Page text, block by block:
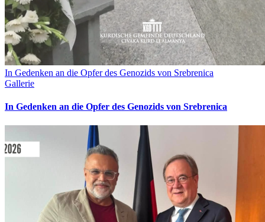
In Gedenken an die Opfer des Genozids von Srebrenica
Gallerie
In Gedenken an die Opfer des Genozids von Srebrenica